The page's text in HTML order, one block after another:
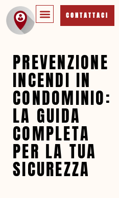
CONTATTACI
PREVENZIONE
INCENDI IN
CONDOMINIO:
LA GUIDA
COMPLETA
PER LA TUA
SICUREZZA